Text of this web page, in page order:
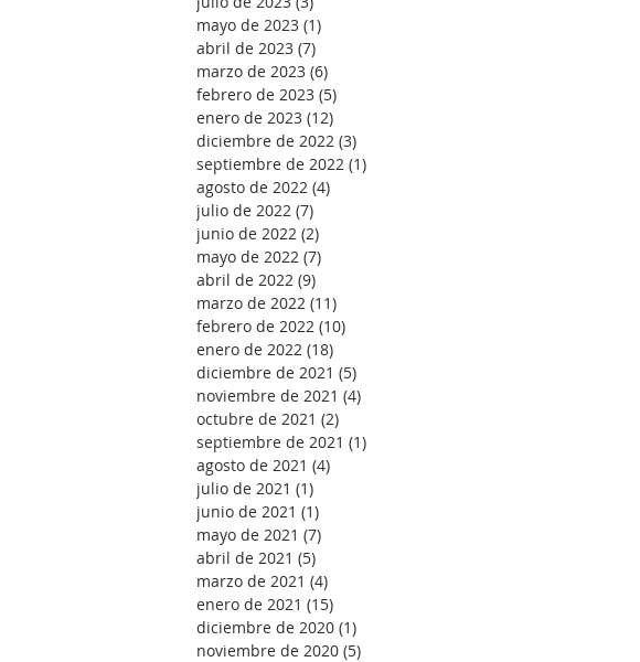
mayo de 2023 (1)
abril de 2023 (7)
marzo de 2023 (6)
febrero de 2023 (5)
enero de 2023 (12)
diciembre de 2022 (3)
septiembre de 2022 (1)
agosto de 2022 (4)
julio de 2022 (7)
junio de 2022 (2)
mayo de 2022 (7)
abril de 2022 (9)
marzo de 2022 (11)
febrero de 2022 (10)
enero de 2022 (18)
diciembre de 2021 (5)
noviembre de 2021 (4)
octubre de 2021 (2)
septiembre de 2021 (1)
agosto de 2021 (4)
julio de 2021 (1)
junio de 2021 (1)
mayo de 2021 (7)
abril de 2021 (5)
marzo de 2021 (4)
enero de 2021 (15)
diciembre de 2020 (1)
noviembre de 2020 (5)